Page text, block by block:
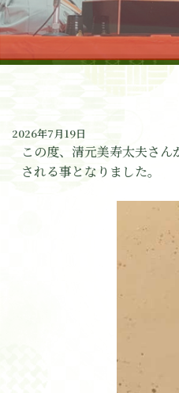
2026年7月19日
この度、清元美寿太夫さ
される事となりました。